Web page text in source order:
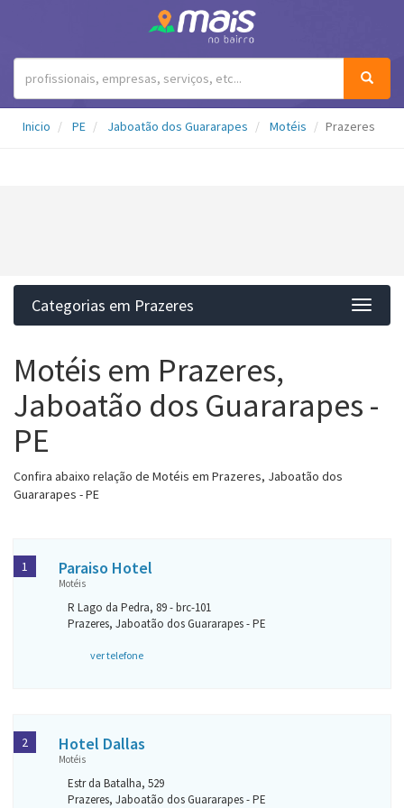
Inicio PE Jaboatão dos Guararapes Motéis Prazeres
Categorias em Prazeres
Motéis em Prazeres,
Jaboatão dos Guararapes -
PE
Confira abaixo relação de Motéis em Prazeres, Jaboatão dos
Guararapes - PE
Paraiso Hotel
Motéis
R Lago da Pedra, 89 - brc-101
Prazeres, Jaboatão dos Guararapes - PE
ver telefone
1
Hotel Dallas
Motéis
Estr da Batalha, 529
Prazeres, Jaboatão dos Guararapes - PE
2